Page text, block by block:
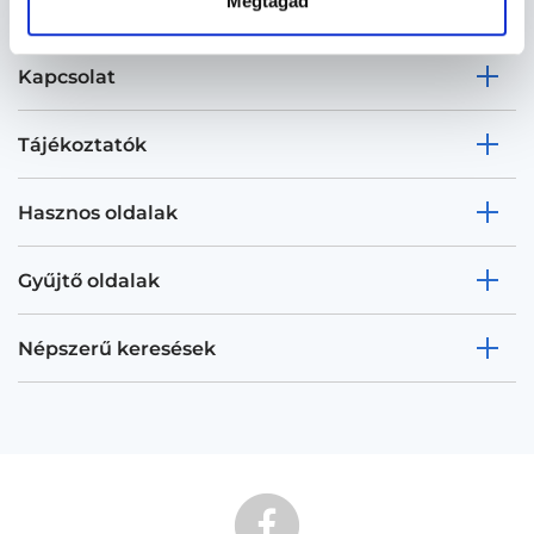
Kapcsolat
Tájékoztatók
Hasznos oldalak
Gyűjtő oldalak
Népszerű keresések